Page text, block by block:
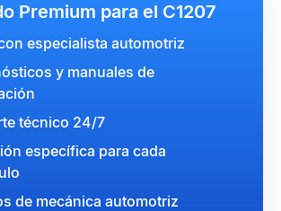
Premium para el C1207
especialista automotriz
y manuales de
técnico 24/7
específica para cada
de mecánica automotriz